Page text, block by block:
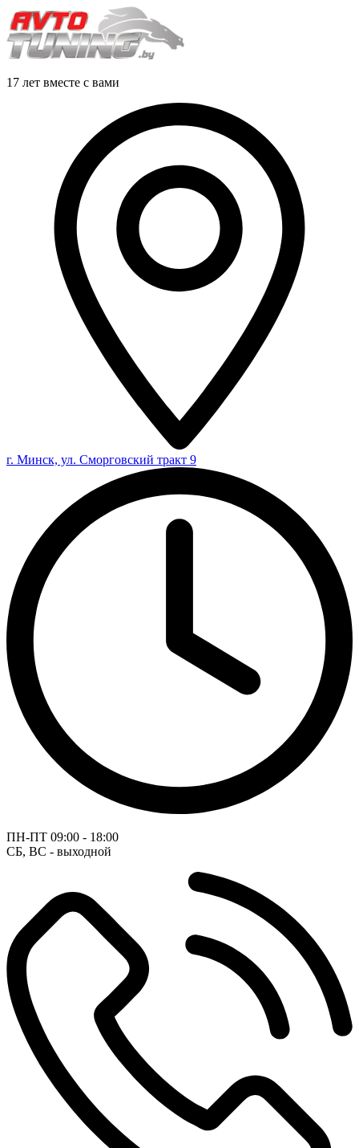
17 лет вместе с вами
г. Минск, ул. Сморговский тракт 9
ПН-ПТ 09:00 - 18:00
СБ, ВС - выходной